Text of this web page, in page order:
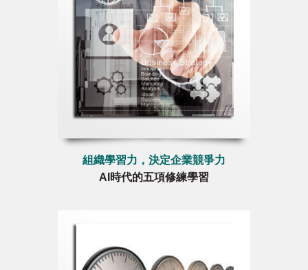
組織學習力，決定企業競爭力
AI時代的五項修練學習